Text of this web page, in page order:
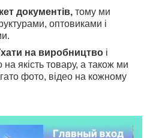
документів, тому ми
оптовиками і
на виробництво і
якість товару, а також ми
фото, відео на кожному